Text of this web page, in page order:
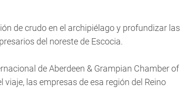
de crudo en el archipiélago y profundizar las
del noreste de Escocia.
de Aberdeen & Grampian Chamber of
viaje, las empresas de esa región del Reino